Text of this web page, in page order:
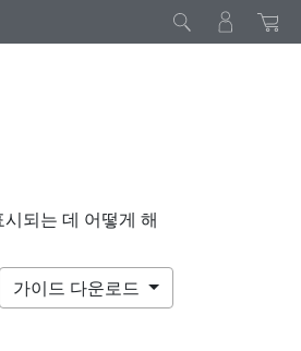
되는 데 어떻게 해
가이드 다운로드